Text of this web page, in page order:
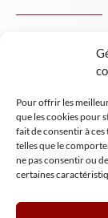
Pour offrir les
que les cookies pour
fait de consentir à
telles que le
ne pas consentir ou
certaines
INSIGHT NPA